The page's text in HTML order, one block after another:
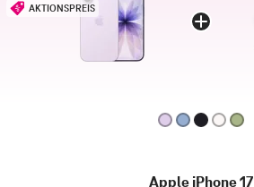
AKTIONSPREIS
Apple iPhone 17